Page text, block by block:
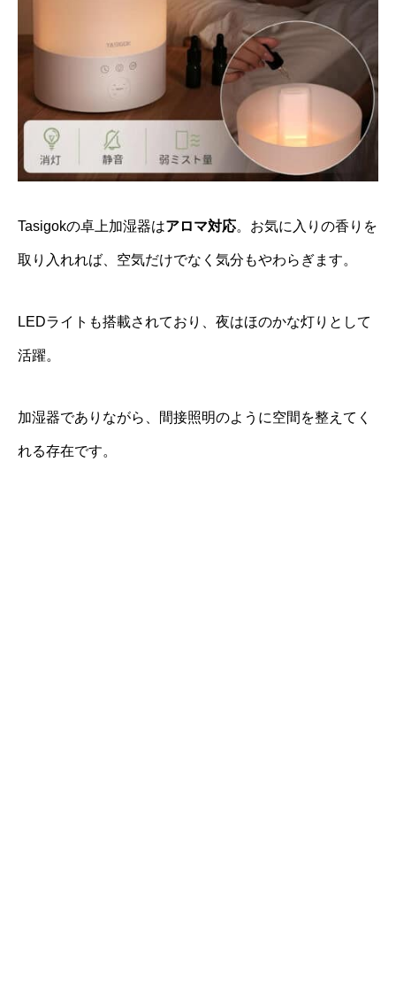
Tasigokの卓上加湿器はアロマ対応。お気に入りの香りを
取り入れれば、空気だけでなく気分もやわらぎます。
LEDライトも搭載されており、夜はほのかな灯りとして
活躍。
加湿器でありながら、間接照明のように空間を整えてく
れる存在です。